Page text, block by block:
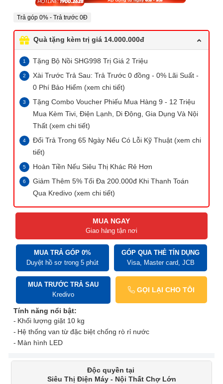
Trả góp 0% - Trả trước 0Đ
Quà tặng kèm trị giá 14.000.000đ
Tặng Bộ Nồi SHG998 Trị Giá 2 Triệu
Xài Trước Trả Sau: Trả Trước 0 đồng - 0% Lãi Suất -
0 Phí Bảo Hiểm (xem chi tiết)
Tặng Combo Voucher Phiếu Mua Hàng 9 - 12 Triệu
Mua Kèm Tivi, Điện Lạnh, Di Động, Gia Dụng Và Nội
Thất (xem chi tiết)
Đổi Trả Trong 65 Ngày Nếu Có Lỗi Kỹ Thuật (xem chi
tiết)
Hoàn Tiền Nếu Siêu Thị Khác Rẻ Hơn
Giảm Thêm 5% Tối Đa 200.000đ Khi Thanh Toán
Qua Kredivo (xem chi tiết)
MUA NGAY
Giao hàng tận nơi
MUA TRẢ GÓP 0%
Duyệt hồ sơ trong 5 phút
GÓP QUA THẺ TÍN DỤNG
Visa, Master card, JCB
MUA TRƯỚC TRẢ SAU
Kredivo
GỌI LẠI CHO TÔI
Tính năng nổi bật:
Khối lượng giặt 10 kg
Hệ thống van từ đặc biệt chống rò rỉ nước
Màn hình LED
Độc quyền tại
Siêu Thị Điện Máy - Nội Thất Chợ Lớn